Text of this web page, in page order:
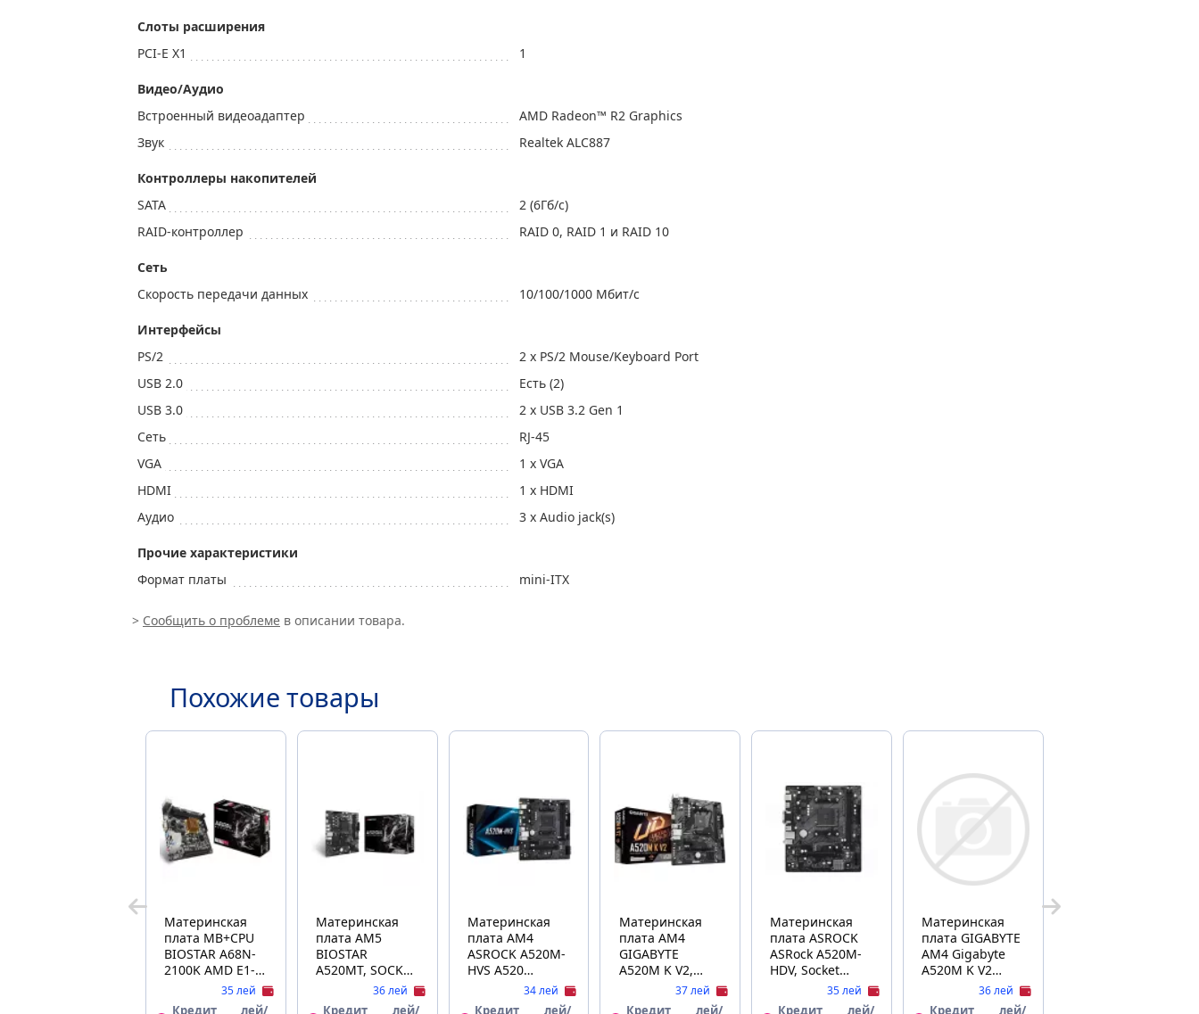
Слоты расширения
PCI-E X1
1
Видео/Аудио
Встроенный видеоадаптер
AMD Radeon™ R2 Graphics
Звук
Realtek ALC887
Контроллеры накопителей
SATA
2 (6Гб/с)
RAID-контроллер
RAID 0, RAID 1 и RAID 10
Сеть
Скорость передачи данных
10/100/1000 Мбит/с
Интерфейсы
PS/2
2 x PS/2 Mouse/Keyboard Port
USB 2.0
Есть (2)
USB 3.0
2 x USB 3.2 Gen 1
Сеть
RJ-45
VGA
1 x VGA
HDMI
1 x HDMI
Аудио
3 x Audio jack(s)
Прочие характеристики
Формат платы
mini-ITX
> Сообщить о проблеме в описании товара.
Похожие товары
Материнская
плата MB+CPU
BIOSTAR A68N-
2100K AMD E1-
6010 2xDDR3
VGA HDMI
35 лей
Кредит
лей/
Материнская
плата AM5
BIOSTAR
A520MT, SOCKET
AM4, AMD A520,
DUAL 2XDDR4-
36 лей
Кредит
лей/
Материнская
плата AM4
ASROCK A520M-
HVS A520
2xDDR4 VGA
HDMI 1xPCIe16
34 лей
Кредит
лей/
Материнская
плата AM4
GIGABYTE
A520M K V2,
Socket AM4,
AMD A520, Dual
37 лей
Кредит
лей/
Материнская
плата ASROCK
ASRock A520M-
HDV, Socket
AM4, 6 Phase,
AMD A520
35 лей
Кредит
лей/
Материнская
плата GIGABYTE
AM4 Gigabyte
A520M K V2
36 лей
Кредит
лей/